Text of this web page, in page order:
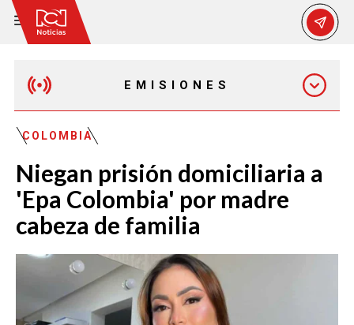
EMISIONES
EMISIÓN 12:30 PM
EMISIÓN 7:00 PM
EMISIÓN 11:30 PM
COLOMBIA
Niegan prisión domiciliaria a
'Epa Colombia' por madre
cabeza de familia